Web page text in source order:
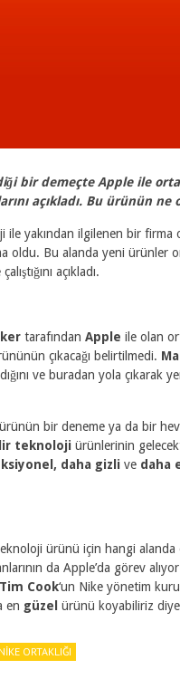
bir demeçte Apple ile
açıkladı. Bu ürünün
ile yakından ilgilenen bir firma
oldu. Bu alanda yeni ürünler
açıkladı.
tarafından Apple ile olan
çıkacağı belirtilmedi.
ve buradan yola çıkarak
bir deneme ya da bir
teknoloji ürünlerinin
daha gizli ve daha
ürünü için hangi alanda
da Apple’da görev
Tim Cook‘un Nike yönetim
en güzel ürünü koyabiliriz
ORTAKLIĞI